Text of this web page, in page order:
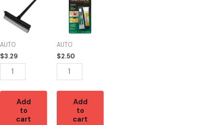
AUTO
$3.29
LIMPIADOR
PARABRISAS
quantity
Add
to
cart
AUTO
$2.50
EPOXY
CLEAR
quantity
Add
to
cart